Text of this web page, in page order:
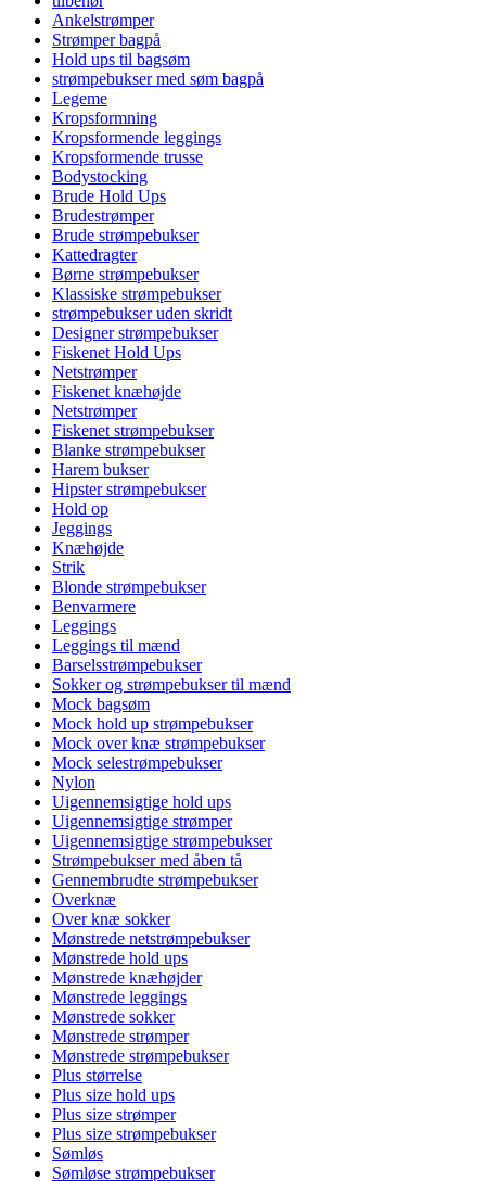
Ankelstrømper
Strømper bagpå
Hold ups til bagsøm
strømpebukser med søm bagpå
Legeme
Kropsformning
Kropsformende leggings
Kropsformende trusse
Bodystocking
Brude Hold Ups
Brudestrømper
Brude strømpebukser
Kattedragter
Børne strømpebukser
Klassiske strømpebukser
strømpebukser uden skridt
Designer strømpebukser
Fiskenet Hold Ups
Netstrømper
Fiskenet knæhøjde
Netstrømper
Fiskenet strømpebukser
Blanke strømpebukser
Harem bukser
Hipster strømpebukser
Hold op
Jeggings
Knæhøjde
Strik
Blonde strømpebukser
Benvarmere
Leggings
Leggings til mænd
Barselsstrømpebukser
Sokker og strømpebukser til mænd
Mock bagsøm
Mock hold up strømpebukser
Mock over knæ strømpebukser
Mock selestrømpebukser
Nylon
Uigennemsigtige hold ups
Uigennemsigtige strømper
Uigennemsigtige strømpebukser
Strømpebukser med åben tå
Gennembrudte strømpebukser
Overknæ
Over knæ sokker
Mønstrede netstrømpebukser
Mønstrede hold ups
Mønstrede knæhøjder
Mønstrede leggings
Mønstrede sokker
Mønstrede strømper
Mønstrede strømpebukser
Plus størrelse
Plus size hold ups
Plus size strømper
Plus size strømpebukser
Sømløs
Sømløse strømpebukser